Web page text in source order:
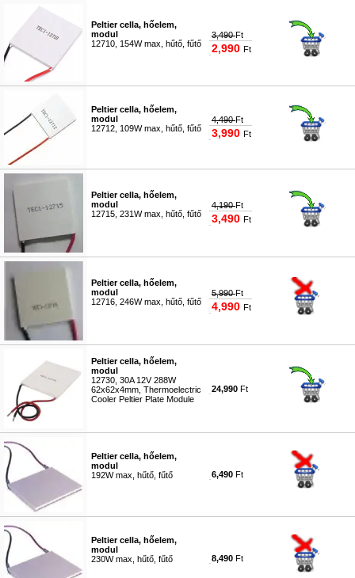
Peltier cella, hőelem,
modul
12710, 154W max, hűtő, fűtő
3,490Ft
2,990 Ft
Peltier cella, hőelem,
modul
12712, 109W max, hűtő, fűtő
4,490Ft
3,990 Ft
Peltier cella, hőelem,
modul
12715, 231W max, hűtő, fűtő
4,190Ft
3,490 Ft
Peltier cella, hőelem,
modul
12716, 246W max, hűtő, fűtő
5,990Ft
4,990 Ft
Peltier cella, hőelem,
modul
12730, 30A 12V 288W
62x62x4mm, Thermoelectric
Cooler Peltier Plate Module
24,990 Ft
Peltier cella, hőelem,
modul
192W max, hűtő, fűtő
6,490 Ft
Peltier cella, hőelem,
modul
230W max, hűtő, fűtő
8,490 Ft